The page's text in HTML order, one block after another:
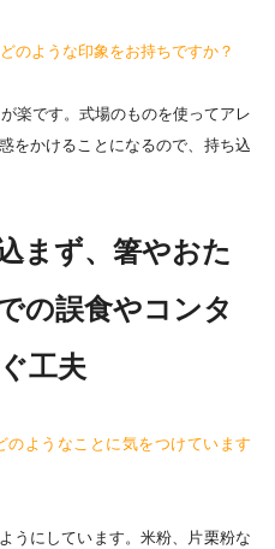
ような印象をお持ちですか？
楽です。式場のものを使ってアレ
をかけることになるので、持ち込
まず、箸やおた
の誤食やコンタ
工夫
ようなことに気をつけています
うにしています。米粉、片栗粉な